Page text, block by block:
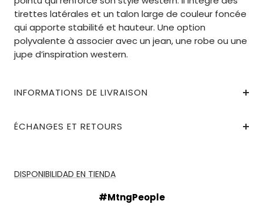
tirettes latérales et un talon large de couleur foncée
qui apporte stabilité et hauteur. Une option
polyvalente à associer avec un jean, une robe ou une
jupe d’inspiration western.
INFORMATIONS DE LIVRAISON
ÉCHANGES ET RETOURS
DISPONIBILIDAD EN TIENDA
#MtngPeople